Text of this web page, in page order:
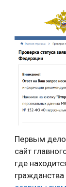
Первым
сайт
где